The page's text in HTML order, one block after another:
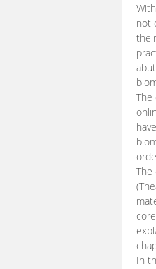
not
The
In